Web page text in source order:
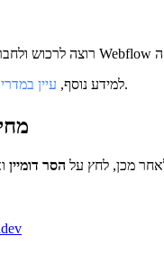
למידע נוסף, עיין .
מכן, לחץ על הסר דומיין